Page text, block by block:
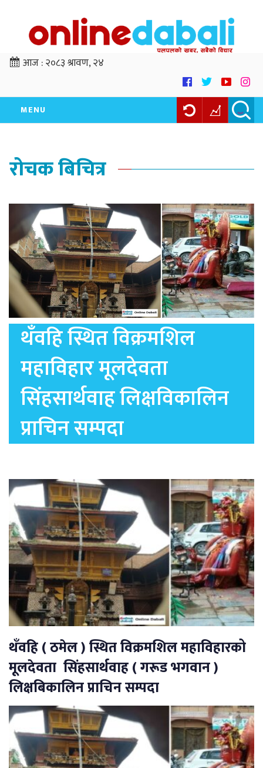
आज :२०८३ श्रावण, २४
MENU
रोचक बिचित्र
थँवहि स्थित विक्रमशिल
महाविहार मूलदेवता
सिंहसार्थवाह लिक्षविकालिन
प्राचिन सम्पदा
थँवहि ( ठमेल ) स्थित विक्रमशिल महाविहारको
मूलदेवता सिंहसार्थवाह ( गरूड भगवान )
लिक्षबिकालिन प्राचिन सम्पदा